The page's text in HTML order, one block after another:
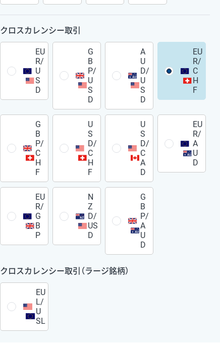
クロスカレンシー取引
EU
R/
U
S
D
G
B
P/
U
S
D
A
U
D/
U
S
D
EU
R/
C
H
F
G
B
P/
C
H
F
U
S
D/
C
H
F
U
S
D/
C
A
D
EU
R/
A
U
D
EU
R/
G
B
P
N
Z
D/
US
D
G
B
P/
A
U
D
クロスカレンシー取引（ラージ銘柄）
EU
L/
U
SL